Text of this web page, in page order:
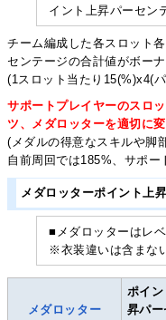
イント上昇パーセン
チーム編成した各スロット
センテージの合計値がボー
(1スロット当たり15(%)x4(
サポートプレイヤーのスロ
ツ、メダロッターを適切に変
(メダルの得意なスキルや脚
自前周回では185%、サポー
メダロッターポイント上
■メダロッターはレ
※衣装違いは含まな
メダロッター
ポイン
昇パー